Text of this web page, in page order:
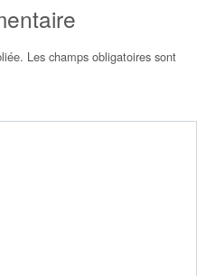
Les champs obligatoires sont